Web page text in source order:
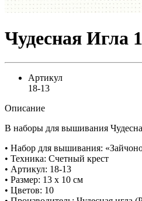
Чудесная Игла
Артикул
18-13
Описание
В наборы для вышивания
• Набор для вышивания:
• Техника: Счетный крест
• Артикул: 18-13
• Размер: 13 x 10 см
• Цветов: 10